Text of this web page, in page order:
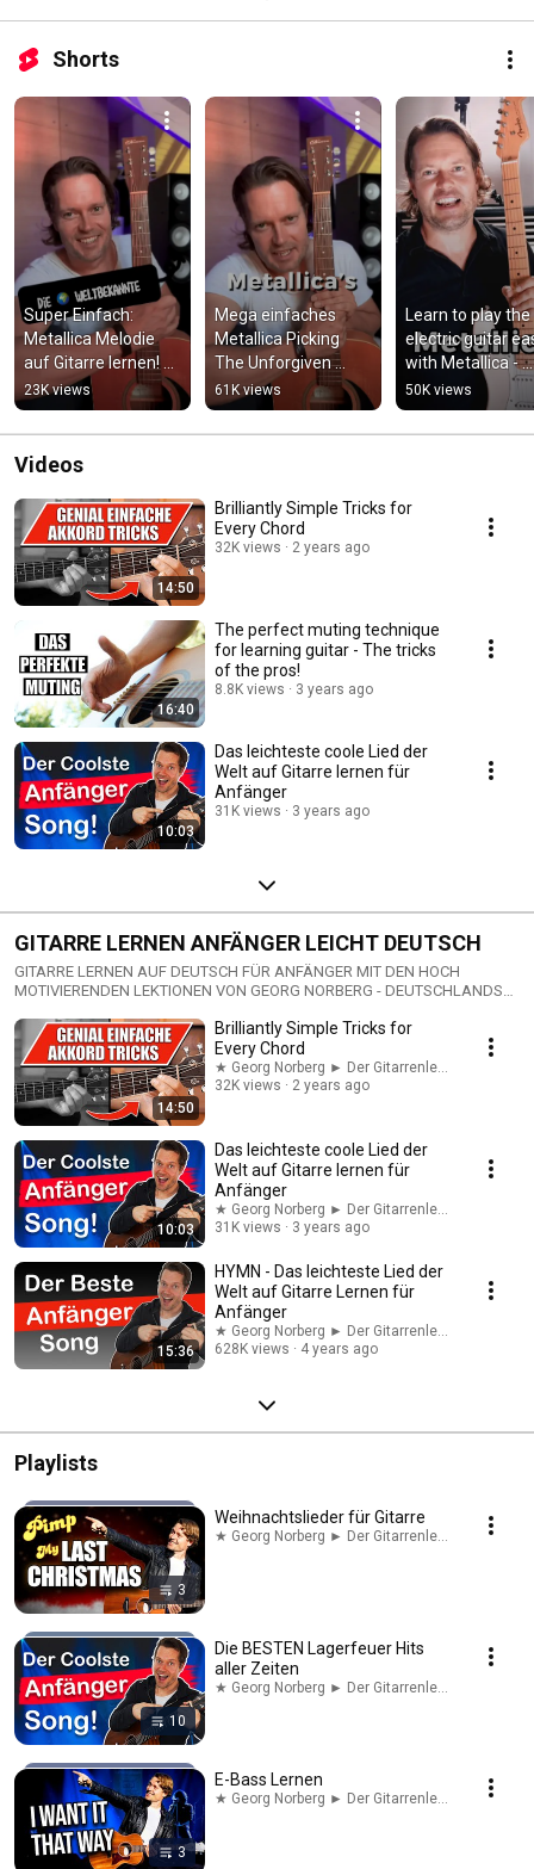
Shorts
Super Einfach:
Metallica Melodie
auf Gitarre lernen!
#gitarrelernen
#metallica
23K views
Mega einfaches
Metallica Picking
The Unforgiven
#gitarrentutorial
#metallica
61K views
Learn to play the
electric guitar
with Metallica -
#guitartutorial
50K views
Videos
14:50
Brilliantly Simple Tricks for
Every Chord
32K views 2 years ago
16:40
The perfect muting technique
for learning guitar - The tricks
of the pros!
8.8K views 3 years ago
10:03
Das leichteste coole Lied der
Welt auf Gitarre lernen für
Anfänger
31K views 3 years ago
GITARRE LERNEN ANFÄNGER LEICHT DEUTSCH
GITARRE LERNEN AUF DEUTSCH FÜR ANFÄNGER MIT DEN HOCH
MOTIVIERENDEN LEKTIONEN VON GEORG NORBERG - DEUTSCHLANDS
HTTPS://WWW.GITARRENINSTITUT.COM/
14:50
Brilliantly Simple Tricks for
Every Chord
★ Georg Norberg ► Der Gitarrenlehrer
32K views
2 years ago
10:03
Das leichteste coole Lied der
Welt auf Gitarre lernen für
Anfänger
★ Georg Norberg ► Der Gitarrenlehrer
31K views
3 years ago
15:36
HYMN - Das leichteste Lied der
Welt auf Gitarre Lernen für
Anfänger
★ Georg Norberg ► Der Gitarrenlehrer
628K views
4 years ago
Playlists
3
Weihnachtslieder für Gitarre
★ Georg Norberg ► Der Gitarrenlehrer · Playlist
10
Die BESTEN Lagerfeuer Hits
aller Zeiten
★ Georg Norberg ► Der Gitarrenlehrer · Playlist
3
E-Bass Lernen
★ Georg Norberg ► Der Gitarrenlehrer · Playlist